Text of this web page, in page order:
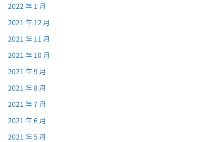
2022 年 1 月
2021 年 12 月
2021 年 11 月
2021 年 10 月
2021 年 9 月
2021 年 8 月
2021 年 7 月
2021 年 6 月
2021 年 5 月